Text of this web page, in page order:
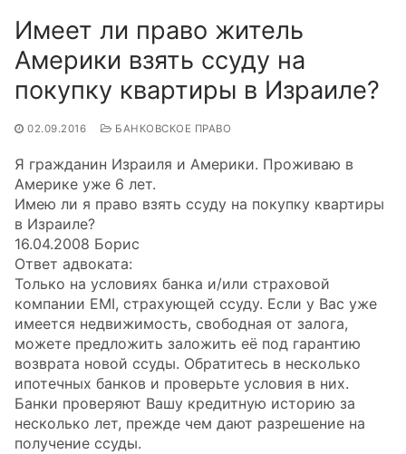
Имеет ли право житель
Америки взять ссуду на
покупку квартиры в Израиле?
02.09.2016 БАНКОВСКОЕ ПРАВО
Я гражданин Израиля и Америки. Проживаю в
Америке уже 6 лет.
Имею ли я право взять ссуду на покупку квартиры
в Израиле?
16.04.2008 Борис
Ответ адвоката:
Только на условиях банка и/или страховой
компании EMI, страхующей ссуду. Если у Вас уже
имеется недвижимость, свободная от залога,
можете предложить заложить её под гарантию
возврата новой ссуды. Обратитесь в несколько
ипотечных банков и проверьте условия в них.
Банки проверяют Вашу кредитную историю за
несколько лет, прежде чем дают разрешение на
получение ссуды.